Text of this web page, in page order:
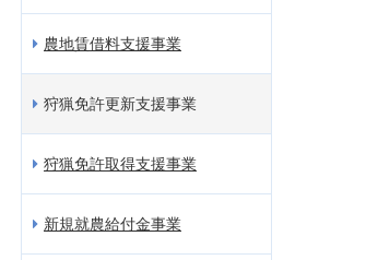
農地賃借料支援事業
狩猟免許更新支援事業
狩猟免許取得支援事業
新規就農給付金事業